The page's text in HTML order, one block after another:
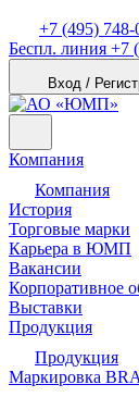
+7 (495) 748-
Беспл. линия +7
Вход /
Компания
Компания
История
Торговые марки
Карьера в ЮМП
Вакансии
Корпоративное
Выставки
Продукция
Продукция
Маркировка